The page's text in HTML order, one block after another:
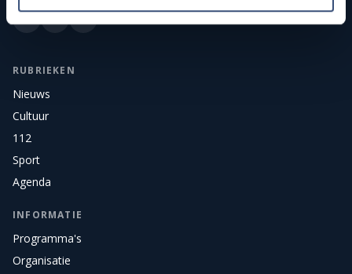
RUBRIEKEN
Nieuws
Cultuur
112
Sport
Agenda
INFORMATIE
Programma's
Organisatie